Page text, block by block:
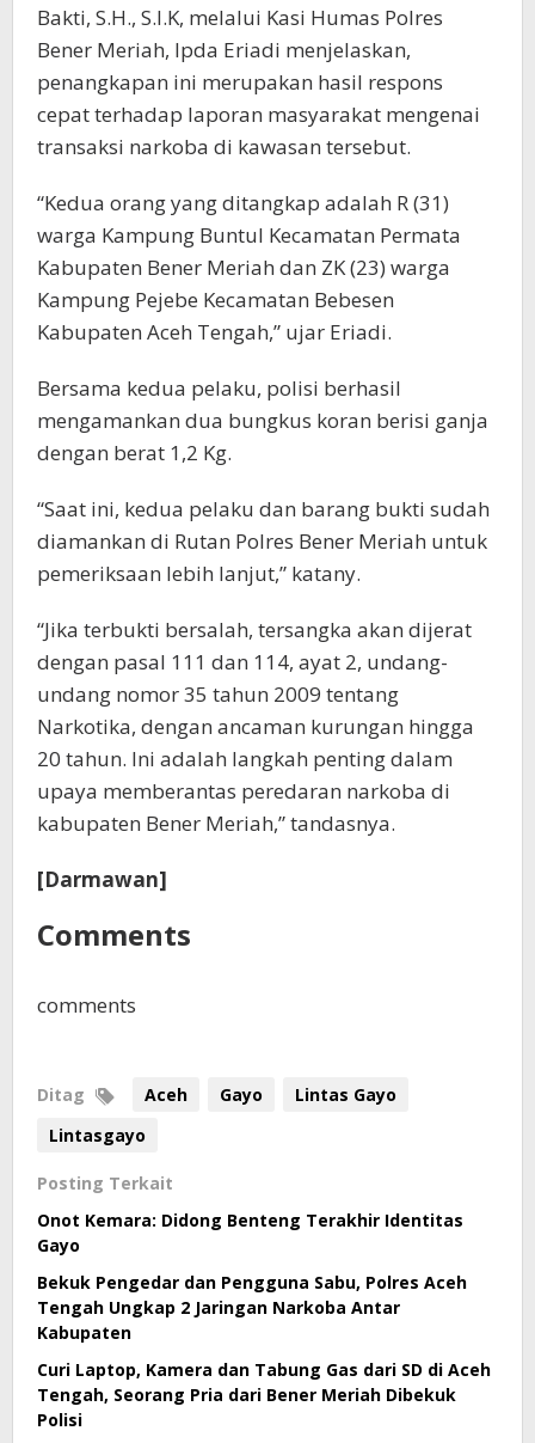
Bakti, S.H., S.I.K, melalui Kasi Humas Polres
Bener Meriah, Ipda Eriadi menjelaskan,
penangkapan ini merupakan hasil respons
cepat terhadap laporan masyarakat mengenai
transaksi narkoba di kawasan tersebut.
“Kedua orang yang ditangkap adalah R (31)
warga Kampung Buntul Kecamatan Permata
Kabupaten Bener Meriah dan ZK (23) warga
Kampung Pejebe Kecamatan Bebesen
Kabupaten Aceh Tengah,” ujar Eriadi.
Bersama kedua pelaku, polisi berhasil
mengamankan dua bungkus koran berisi ganja
dengan berat 1,2 Kg.
“Saat ini, kedua pelaku dan barang bukti sudah
diamankan di Rutan Polres Bener Meriah untuk
pemeriksaan lebih lanjut,” katany.
“Jika terbukti bersalah, tersangka akan dijerat
dengan pasal 111 dan 114, ayat 2, undang-
undang nomor 35 tahun 2009 tentang
Narkotika, dengan ancaman kurungan hingga
20 tahun. Ini adalah langkah penting dalam
upaya memberantas peredaran narkoba di
kabupaten Bener Meriah,” tandasnya.
[Darmawan]
Comments
comments
Ditag Aceh Gayo
Lintas Gayo
Lintasgayo
Posting Terkait
Onot Kemara: Didong Benteng Terakhir Identitas
Gayo
Bekuk Pengedar dan Pengguna Sabu, Polres Aceh
Tengah Ungkap 2 Jaringan Narkoba Antar
Kabupaten
Curi Laptop, Kamera dan Tabung Gas dari SD di Aceh
Tengah, Seorang Pria dari Bener Meriah Dibekuk
Polisi